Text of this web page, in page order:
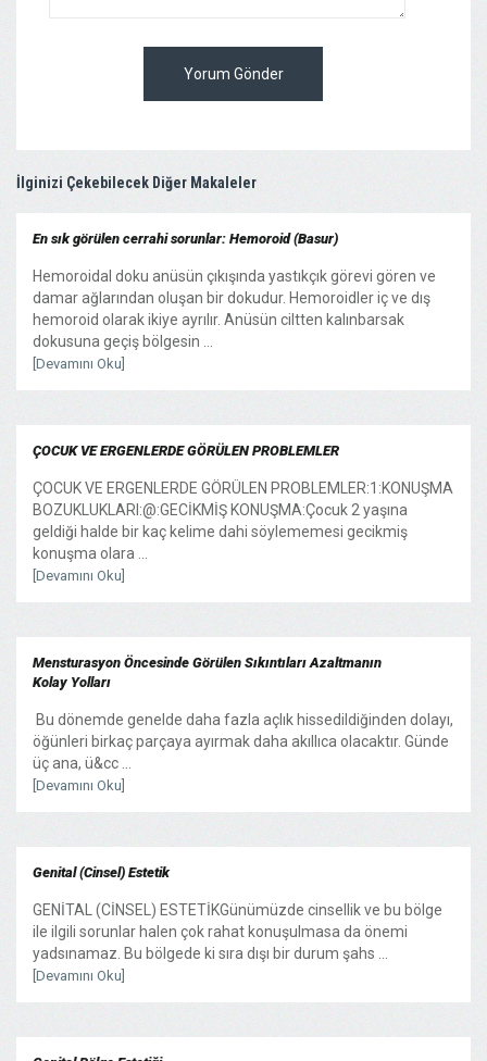
Yorum Gönder
İlginizi Çekebilecek Diğer Makaleler
En sık görülen cerrahi sorunlar: Hemoroid (Basur)
Hemoroidal doku anüsün çıkışında yastıkçık görevi gören ve
damar ağlarından oluşan bir dokudur. Hemoroidler iç ve dış
hemoroid olarak ikiye ayrılır. Anüsün ciltten kalınbarsak
dokusuna geçiş bölgesin ...
[Devamını Oku]
ÇOCUK VE ERGENLERDE GÖRÜLEN PROBLEMLER
ÇOCUK VE ERGENLERDE GÖRÜLEN PROBLEMLER:1:KONUŞMA
BOZUKLUKLARI:@:GECİKMİŞ KONUŞMA:Çocuk 2 yaşına
geldiği halde bir kaç kelime dahi söylememesi gecikmiş
konuşma olara ...
[Devamını Oku]
Mensturasyon Öncesinde Görülen Sıkıntıları Azaltmanın
Kolay Yolları
Bu dönemde genelde daha fazla açlık hissedildiğinden dolayı,
öğünleri birkaç parçaya ayırmak daha akıllıca olacaktır. Günde
üç ana, ü&cc ...
[Devamını Oku]
Genital (Cinsel) Estetik
GENİTAL (CİNSEL) ESTETİKGünümüzde cinsellik ve bu bölge
ile ilgili sorunlar halen çok rahat konuşulmasa da önemi
yadsınamaz. Bu bölgede ki sıra dışı bir durum şahs ...
[Devamını Oku]